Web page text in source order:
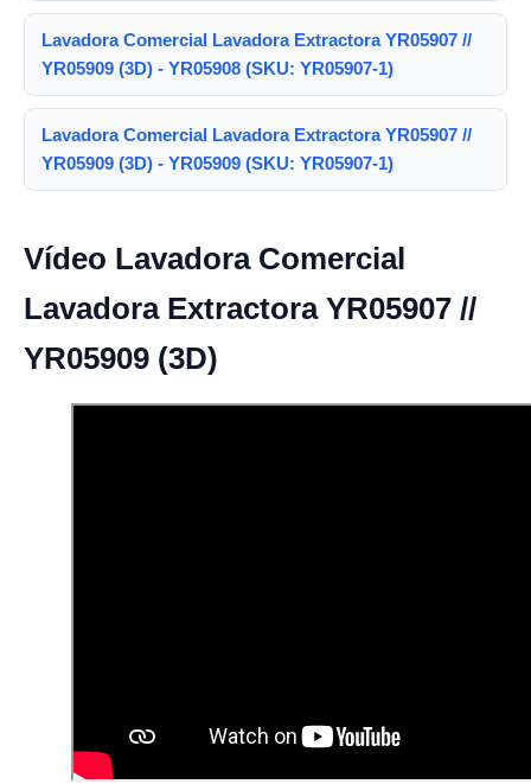
Lavadora Comercial Lavadora Extractora YR05907 //
YR05909 (3D) - YR05908 (SKU: YR05907-1)
Lavadora Comercial Lavadora Extractora YR05907 //
YR05909 (3D) - YR05909 (SKU: YR05907-1)
Vídeo Lavadora Comercial
Lavadora Extractora YR05907 //
YR05909 (3D)